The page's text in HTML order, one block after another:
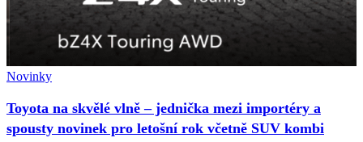
Novinky
Toyota na skvělé vlně – jednička mezi importéry a
spousty novinek pro letošní rok včetně SUV kombi